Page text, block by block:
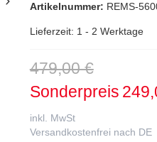
Artikelnummer: REMS-
Lieferzeit: 1 - 2 Werktage
479,00 €
Sonderpreis
inkl. MwSt
Versandkostenfrei nach DE